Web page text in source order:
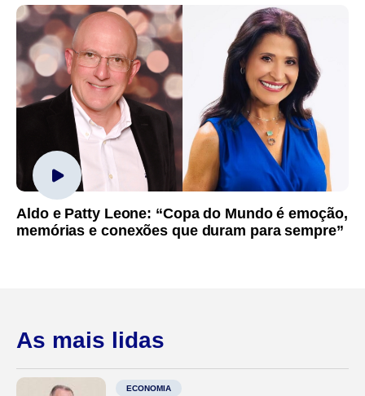
Aldo e Patty Leone: “Copa do Mundo é emoção,
memórias e conexões que duram para sempre”
As mais lidas
ECONOMIA